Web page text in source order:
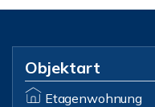
Objektart
Etagenwohnung